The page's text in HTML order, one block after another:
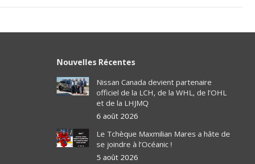
Nouvelles Récentes
Nissan Canada devient partenaire
officiel de la LCH, de la WHL, de l’OHL
et de la LHJMQ
6 août 2026
Le Tchèque Maxmilian Mares a hâte de
se joindre à l’Océanic !
5 août 2026